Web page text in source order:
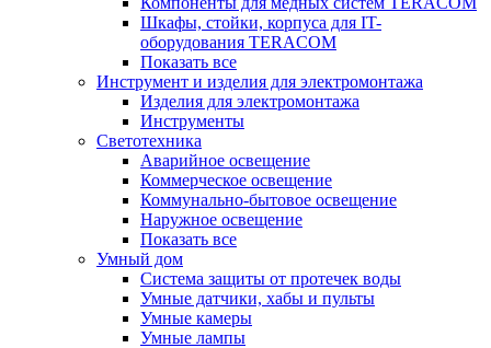
Шкафы, стойки, корпуса для IT-
оборудования TERACOM
Показать все
Инструмент и изделия для электромонтажа
Изделия для электромонтажа
Инструменты
Светотехника
Аварийное освещение
Коммерческое освещение
Коммунально-бытовое освещение
Наружное освещение
Показать все
Умный дом
Система защиты от протечек воды
Умные датчики, хабы и пульты
Умные камеры
Умные лампы